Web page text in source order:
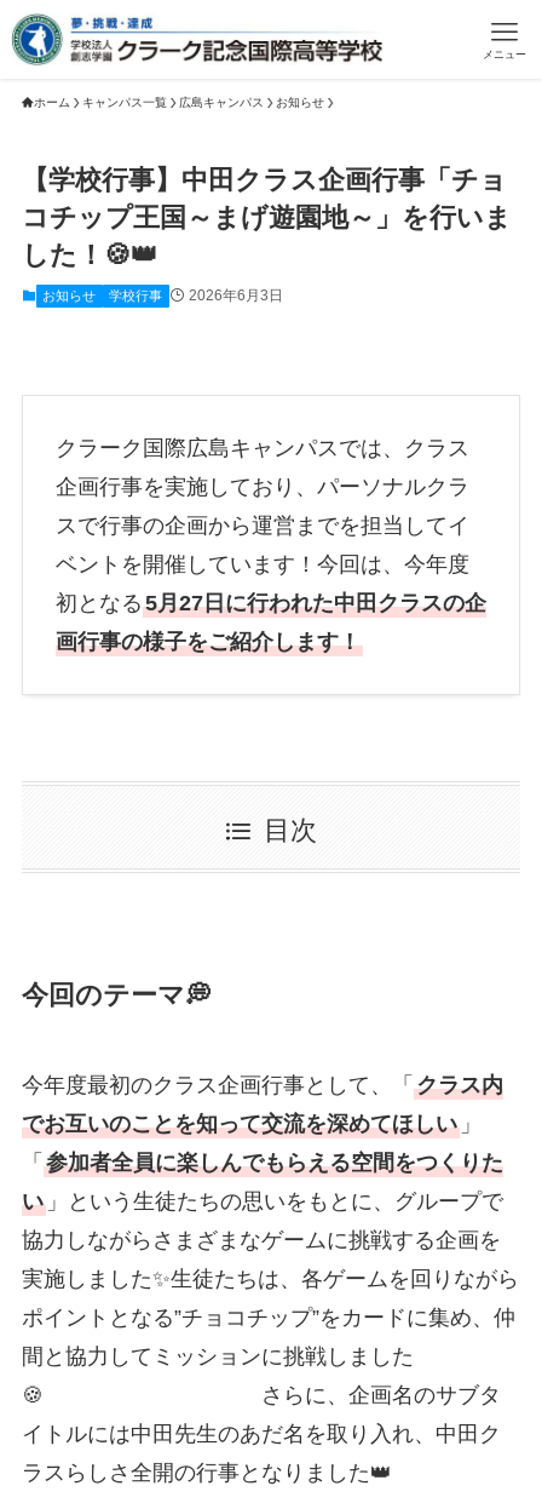
メニュー
ホーム キャンパス一覧 広島キャンパス お知らせ
【学校行事】中田クラス企画行事「チョ
コチップ王国～まげ遊園地～」を行いま
した！🍪👑
お知らせ 学校行事 2026年6月3日
クラーク国際広島キャンパスでは、クラス
企画行事を実施しており、パーソナルクラ
スで行事の企画から運営までを担当してイ
ベントを開催しています！今回は、今年度
初となる5月27日に行われた中田クラスの企
画行事の様子をご紹介します！
目次
今回のテーマ💭
今年度最初のクラス企画行事として、「 クラス内
でお互いのことを知って交流を深めてほしい」
「 参加者全員に楽しんでもらえる空間をつくりた
い」という生徒たちの思いをもとに、グループで
協力しながらさまざまなゲームに挑戦する企画を
実施しました✨生徒たちは、各ゲームを回りながら
ポイントとなる”チョコチップ”をカードに集め、仲
間と協力してミッションに挑戦しました
🍪 さらに、企画名のサブタ
イトルには中田先生のあだ名を取り入れ、中田ク
ラスらしさ全開の行事となりました👑